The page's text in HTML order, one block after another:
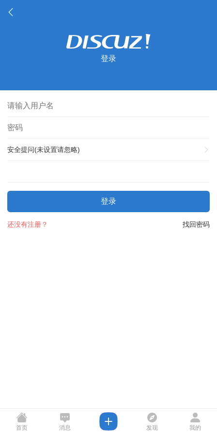
登录
安全提问(未设置请忽略)
登录
找回密码
还没有注册？
首页 消息 发现 我的